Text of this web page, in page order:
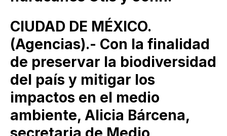
CIUDAD DE MÉXICO.
(Agencias).- Con la finalidad
de preservar la biodiversidad
del país y mitigar los
impactos en el medio
ambiente, Alicia Bárcena,